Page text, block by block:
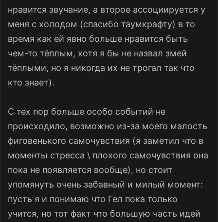
нравится звучание, а второе ассоциируется у
меня с холодом (спасибо таумкрафту) в то
время как ей явно больше нравится быть
чем-то тёплым, хотя я бы не назвал змей
тёплыми, но я никогда их не трогал так что
кто знает).
С тех пор больше особо событий не
происходило, возможно из-за моего малость
фиговенького самочувствия (я заметил что в
моменты стресса \ плохого самочувствия она
пока не появляется вообще), но стоит
упомянуть очень забавный и милый момент:
пусть я и понимаю что Гел пока только
учится, но тот факт что большую часть идей